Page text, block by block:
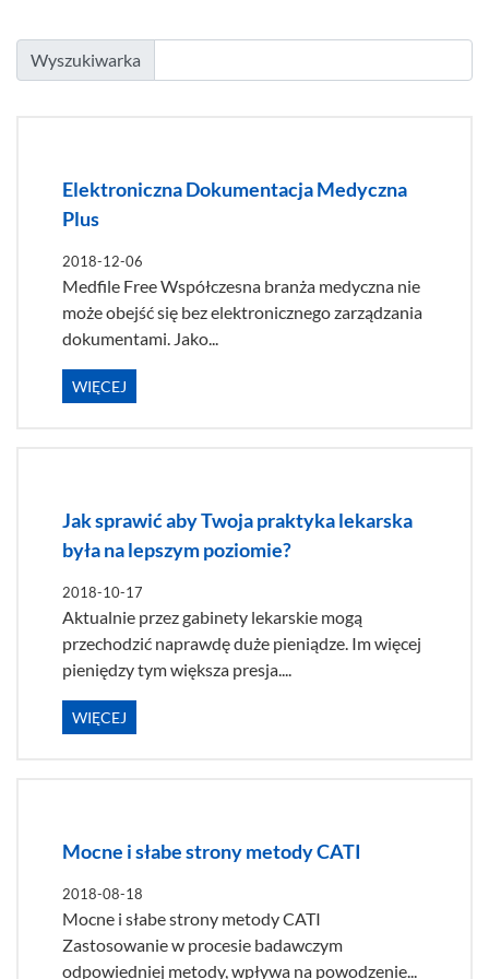
Wyszukiwarka
Elektroniczna Dokumentacja Medyczna
Plus
2018-12-06
Medfile Free Współczesna branża medyczna nie
może obejść się bez elektronicznego zarządzania
dokumentami. Jako...
WIĘCEJ
Jak sprawić aby Twoja praktyka lekarska
była na lepszym poziomie?
2018-10-17
Aktualnie przez gabinety lekarskie mogą
przechodzić naprawdę duże pieniądze. Im więcej
pieniędzy tym większa presja....
WIĘCEJ
Mocne i słabe strony metody CATI
2018-08-18
Mocne i słabe strony metody CATI
Zastosowanie w procesie badawczym
odpowiedniej metody, wpływa na powodzenie...